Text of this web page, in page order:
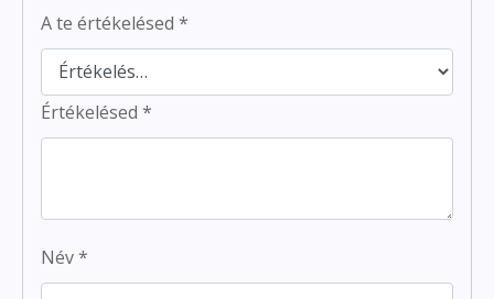
A te értékelésed *
Értékelésed *
Név*